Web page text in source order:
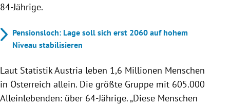
84-Jährige.
Pensionsloch: Lage soll sich erst 2060 auf hohem
Niveau stabilisieren
Laut Statistik Austria leben 1,6 Millionen Menschen
in Österreich allein. Die größte Gruppe mit 605.000
Alleinlebenden: über 64-Jährige. „Diese Menschen